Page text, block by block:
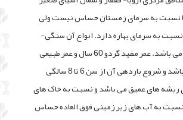
نسبت به سرمای زمستان حساس نیست ولی
به سرمای بهاره دارد. انواع آن سنگی-
کاغذ و مغر سفید می باشد. عمر مفید گردو 60 سال و عمر طبیعی
آن 150 سال می باشد و شروع باردهی آن از سن 6 تا 8 سالگی
ریشه های عمیق می باشد و نسبت به خاک های
به آب های زیر زمینی فوق العاده حساس